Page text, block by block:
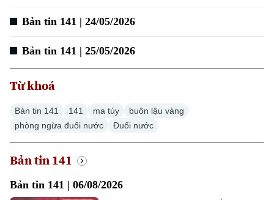
Bản tin 141 | 24/05/2026
Bản tin 141 | 25/05/2026
Từ khoá
Bản tin 141 141 ma túy
buôn lậu vàng
phòng ngừa đuối nước
Đuối nước
Bản tin 141
Bản tin 141 | 06/08/2026